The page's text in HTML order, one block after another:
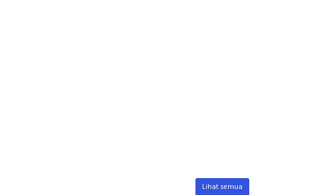
Lihat semua